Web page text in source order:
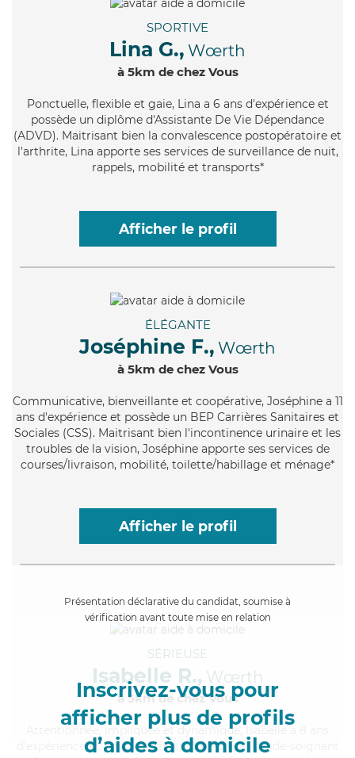
SPORTIVE
Lina G., Wœrth
à 5km de chez Vous
Ponctuelle, flexible et gaie, Lina a 6 ans d'expérience et
possède un diplôme d'Assistante De Vie Dépendance
(ADVD). Maitrisant bien la convalescence postopératoire et
l'arthrite, Lina apporte ses services de surveillance de nuit,
rappels, mobilité et transports*
Afficher le profil
ÉLÉGANTE
Joséphine F., Wœrth
à 5km de chez Vous
Communicative, bienveillante et coopérative, Joséphine a 11
ans d'expérience et possède un BEP Carrières Sanitaires et
Sociales (CSS). Maitrisant bien l'incontinence urinaire et les
troubles de la vision, Joséphine apporte ses services de
courses/livraison, mobilité, toilette/habillage et ménage*
Afficher le profil
Présentation déclarative du candidat, soumise à
vérification avant toute mise en relation
Inscrivez-vous pour
afficher plus de profils
d’aides à domicile
SÉRIEUSE
Isabelle R., Wœrth
à 5km de chez Vous
, impliquée et dynamique, Isabelle a 8 ans
d'expérience et possède un diplôme d'Etat d'aide-soignant